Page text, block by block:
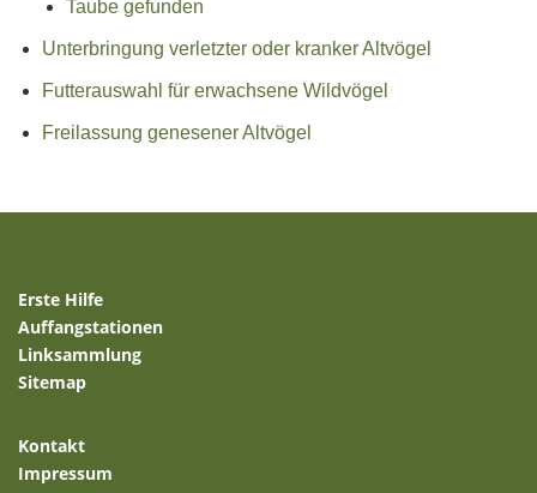
Taube gefunden
Unterbringung verletzter oder kranker Altvögel
Futterauswahl für erwachsene Wildvögel
Freilassung genesener Altvögel
Erste Hilfe
Auffangstationen
Linksammlung
Sitemap
Kontakt
Impressum